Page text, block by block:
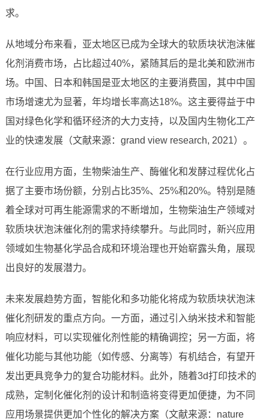
求。
从地域分布来看，亚太地区已成为全球大的软质块状泡沫催
化剂消费市场，占比超过40%，紧随其后的是北美和欧洲市
场。中国、日本和韩国是亚太地区的主要消费国，其中中国
市场增速尤为显著，年均增长率高达18%。这主要得益于中
国对绿色化学和循环经济的大力支持，以及国内生物化工产
业的快速发展（文献来源：grand view research, 2021）。
在行业应用方面，生物柴油生产、酶催化和发酵过程优化占
据了主要市场份额，分别占比35%、25%和20%。特别是随
着全球对可再生能源需求的不断增加，生物柴油生产领域对
软质块状泡沫催化剂的需求持续攀升。与此同时，新兴应用
领域如生物基化学品合成和环境治理也开始崭露头角，展现
出良好的发展潜力。
未来发展趋势方面，智能化和多功能化将成为软质块状泡沫
催化剂研发的重点方向。一方面，通过引入纳米技术和智能
响应材料，可以实现催化剂性能的精确调控；另一方面，将
催化功能与其他功能（如传感、分离等）有机结合，有望开
发出更具竞争力的复合功能材料。此外，随着3d打印技术的
成熟，定制化催化剂的设计和制造将变得更加便捷，为不同
应用场景提供更加个性化的解决方案（文献来源：nature